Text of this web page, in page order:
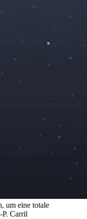
um eine totale
Carril